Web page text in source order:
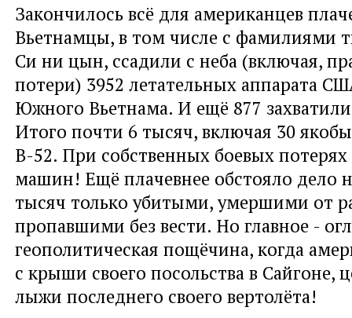
Закончилось всё для американцев
Вьетнамцы, в том числе с фамилиями
Си ни цын, ссадили с неба (включая,
потери) 3952 летательных аппарата
Южного Вьетнама. И ещё 877
Итого почти 6 тысяч, включая 30
В-52. При собственных боевых потерях
машин! Ещё плачевнее обстояло дело
тысяч только убитыми, умершими от
пропавшими без вести. Но главное -
геополитическая пощёчина, когда
с крыши своего посольства в Сайгоне,
лыжи последнего своего вертолёта!